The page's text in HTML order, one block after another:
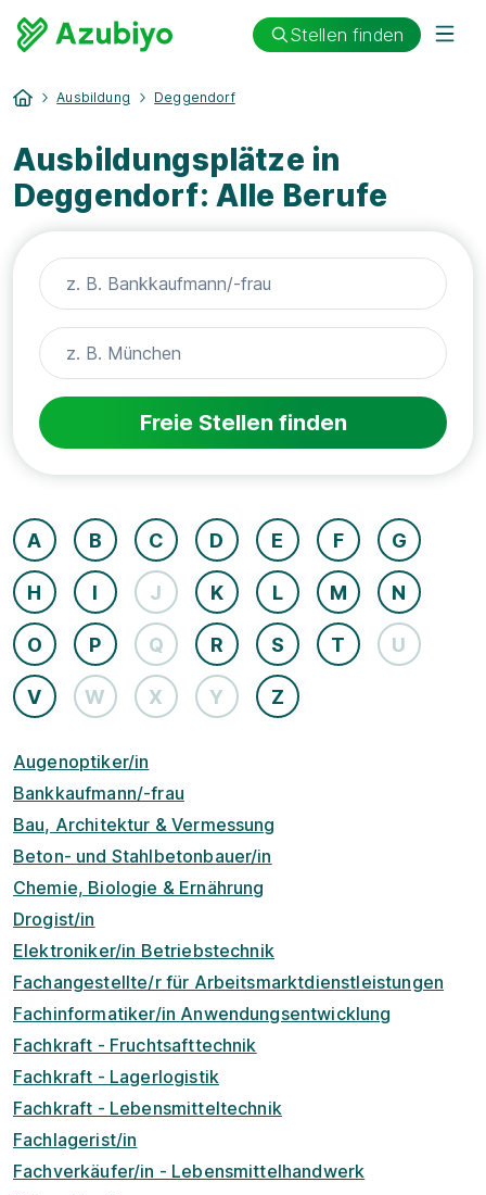
Stellen finden
Ausbildung Deggendorf
Ausbildungsplätze in
Deggendorf: Alle Berufe
Freie Stellen finden
A B C D E F G
H I J K L M N
O P Q R S T U
V W X Y Z
Augenoptiker/in
Bankkaufmann/-frau
Bau, Architektur & Vermessung
Beton- und Stahlbetonbauer/in
Chemie, Biologie & Ernährung
Drogist/in
Elektroniker/in Betriebstechnik
Fachangestellte/r für Arbeitsmarktdienstleistungen
Fachinformatiker/in Anwendungsentwicklung
Fachkraft - Fruchtsafttechnik
Fachkraft - Lagerlogistik
Fachkraft - Lebensmitteltechnik
Fachlagerist/in
Fachverkäufer/in - Lebensmittelhandwerk